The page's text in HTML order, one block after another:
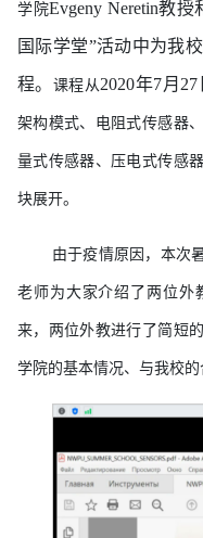
学院Evgeny Neretin教授
国际学堂”活动中为我
程。 课程从2020年7月
架构模式、电阻式传感器
量式传感器、压电式传感
块展开。
由于疫情原因，本次
老师为大家介绍了两位外
来，两位外教进行了简短
学院的基本情况、与我校